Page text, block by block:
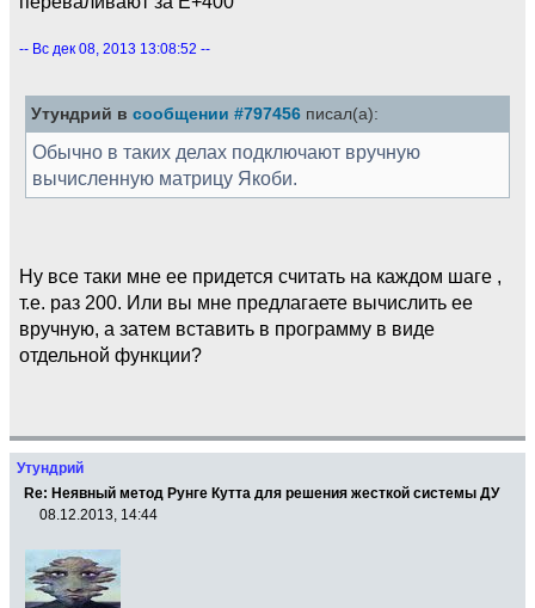
-- Вс дек 08, 2013 13:08:52 --
Утундрий в сообщении #797456 писал(а):
Обычно в таких делах подключают вручную
вычисленную матрицу Якоби.
Ну все таки мне ее придется считать на каждом шаге ,
т.е. раз 200. Или вы мне предлагаете вычислить ее
вручную, а затем вставить в программу в виде
отдельной функции?
Утундрий
Re: Неявный метод Рунге Кутта для решения жесткой системы ДУ
08.12.2013, 14:44